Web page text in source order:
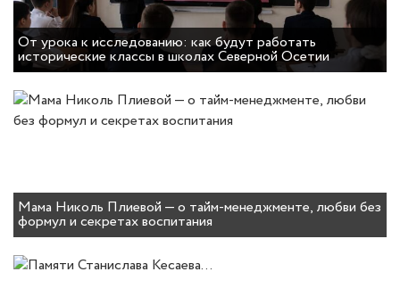
От урока к исследованию: как будут работать
исторические классы в школах Северной Осетии
Мама Николь Плиевой — о тайм-менеджменте, любви без
формул и секретах воспитания